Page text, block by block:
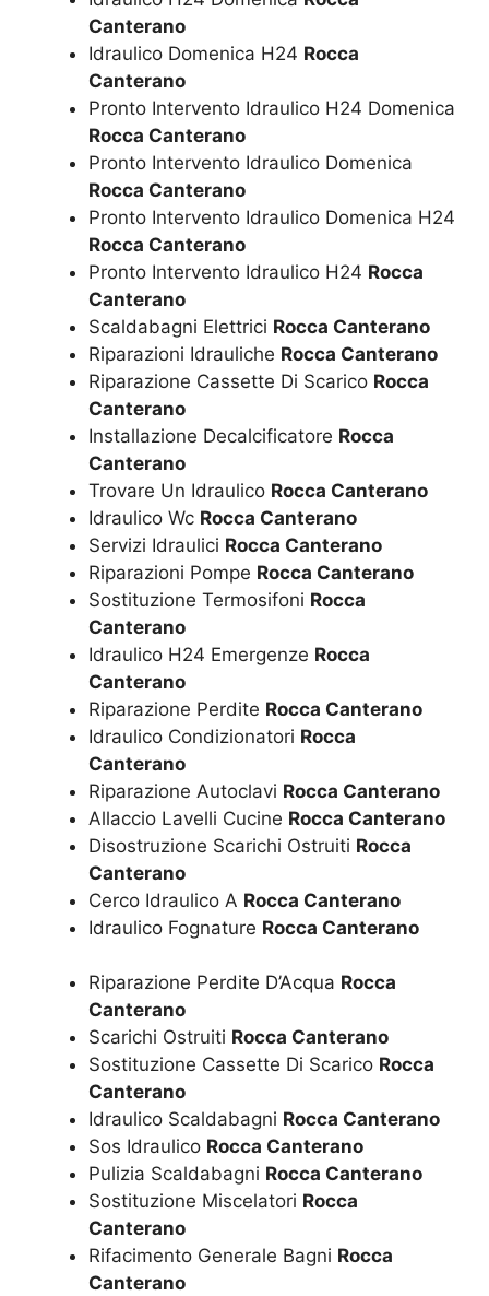
Canterano
Idraulico Domenica H24 Rocca
Canterano
Pronto Intervento Idraulico H24 Domenica
Rocca Canterano
Pronto Intervento Idraulico Domenica
Rocca Canterano
Pronto Intervento Idraulico Domenica H24
Rocca Canterano
Pronto Intervento Idraulico H24 Rocca
Canterano
Scaldabagni Elettrici Rocca Canterano
Riparazioni Idrauliche Rocca Canterano
Riparazione Cassette Di Scarico Rocca
Canterano
Installazione Decalcificatore Rocca
Canterano
Trovare Un Idraulico Rocca Canterano
Idraulico Wc Rocca Canterano
Servizi Idraulici Rocca Canterano
Riparazioni Pompe Rocca Canterano
Sostituzione Termosifoni Rocca
Canterano
Idraulico H24 Emergenze Rocca
Canterano
Riparazione Perdite Rocca Canterano
Idraulico Condizionatori Rocca
Canterano
Riparazione Autoclavi Rocca Canterano
Allaccio Lavelli Cucine Rocca Canterano
Disostruzione Scarichi Ostruiti Rocca
Canterano
Cerco Idraulico A Rocca Canterano
Idraulico Fognature Rocca Canterano
Riparazione Perdite D’Acqua Rocca
Canterano
Scarichi Ostruiti Rocca Canterano
Sostituzione Cassette Di Scarico Rocca
Canterano
Idraulico Scaldabagni Rocca Canterano
Sos Idraulico Rocca Canterano
Pulizia Scaldabagni Rocca Canterano
Sostituzione Miscelatori Rocca
Canterano
Rifacimento Generale Bagni Rocca
Canterano